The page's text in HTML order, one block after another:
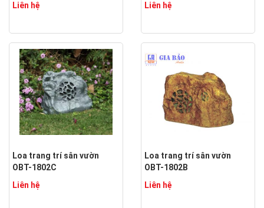
Liên hệ
Liên hệ
Loa trang trí sân vườn
OBT-1802C
Liên hệ
Loa trang trí sân vườn
OBT-1802B
Liên hệ